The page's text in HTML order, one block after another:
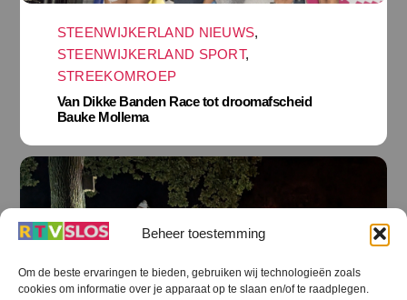
Beheer toestemming
Om de beste ervaringen te bieden, gebruiken wij technologieën zoals
cookies om informatie over je apparaat op te slaan en/of te raadplegen.
STEENWIJKERLAND NIEUWS,
STEENWIJKERLAND SPORT,
STREEKOMROEP
Van Dikke Banden Race tot droomafscheid
Bauke Mollema